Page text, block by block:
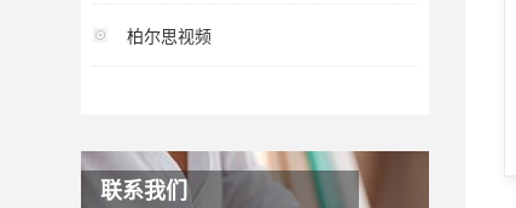
柏尔思视频
联系我们